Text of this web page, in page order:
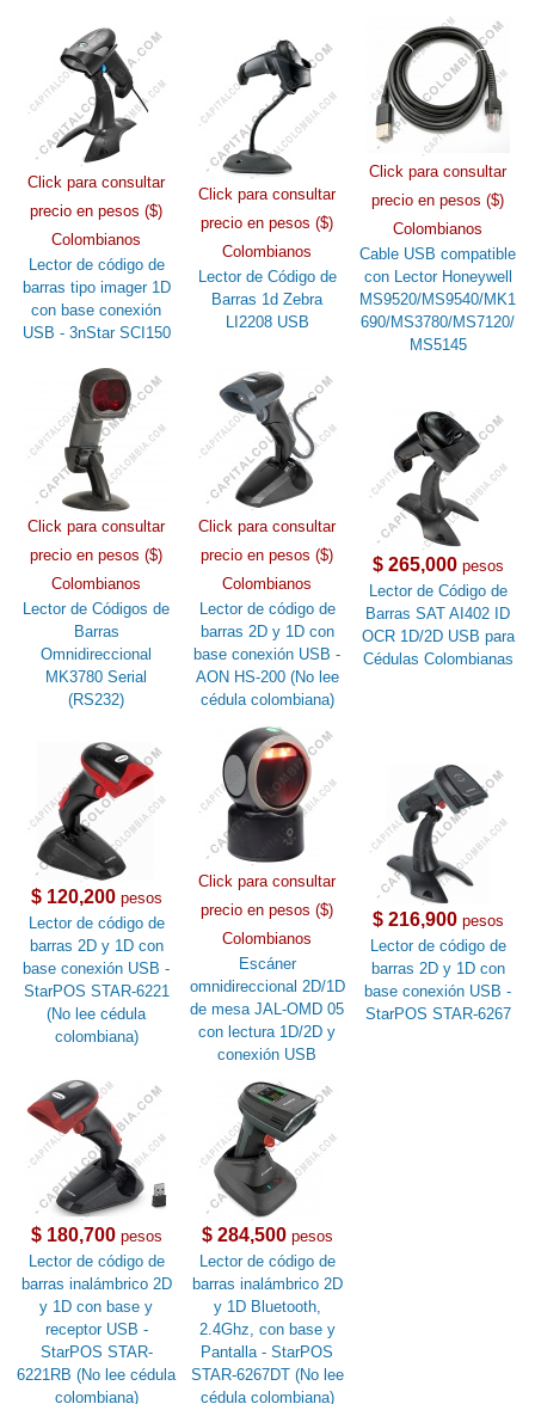
Click para consultar
precio en pesos ($)
Colombianos
Lector de código de
barras tipo imager 1D
con base conexión
USB - 3nStar SCI150
Click para consultar
precio en pesos ($)
Colombianos
Lector de Código de
Barras 1d Zebra
LI2208 USB
Click para consultar
precio en pesos ($)
Colombianos
Cable USB compatible
con Lector Honeywell
MS9520/MS9540/MK1
690/MS3780/MS7120/
MS5145
Click para consultar
precio en pesos ($)
Colombianos
Lector de Códigos de
Barras
Omnidireccional
MK3780 Serial
(RS232)
Click para consultar
precio en pesos ($)
Colombianos
Lector de código de
barras 2D y 1D con
base conexión USB -
AON HS-200 (No lee
cédula colombiana)
$ 265,000pesos
Lector de Código de
Barras SAT AI402 ID
OCR 1D/2D USB para
Cédulas Colombianas
$ 120,200pesos
Lector de código de
barras 2D y 1D con
base conexión USB -
StarPOS STAR-6221
(No lee cédula
colombiana)
Click para consultar
precio en pesos ($)
Colombianos
Escáner
omnidireccional 2D/1D
de mesa JAL-OMD 05
con lectura 1D/2D y
conexión USB
$ 216,900pesos
Lector de código de
barras 2D y 1D con
base conexión USB -
StarPOS STAR-6267
$ 180,700pesos
Lector de código de
barras inalámbrico 2D
y 1D con base y
receptor USB -
StarPOS STAR-
6221RB (No lee cédula
colombiana)
$ 284,500pesos
Lector de código de
barras inalámbrico 2D
y 1D Bluetooth,
2.4Ghz, con base y
Pantalla - StarPOS
STAR-6267DT (No lee
cédula colombiana)